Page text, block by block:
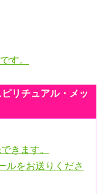
す。
リチュアル・メッ
きます。
ルをお送りくださ